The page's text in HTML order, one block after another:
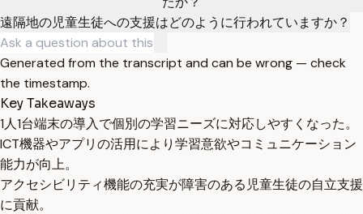
遠隔地の児童生徒への支援はどのように行われていますか？
Generated from the transcript and can be wrong — check
the timestamp.
Key Takeaways
1人1台端末の導入で個別の学習ニーズに対応しやすくなった。
ICT機器やアプリの活用により学習意欲やコミュニケーション
能力が向上。
アクセシビリティ機能の充実が障害のある児童生徒の自立支援
に貢献。